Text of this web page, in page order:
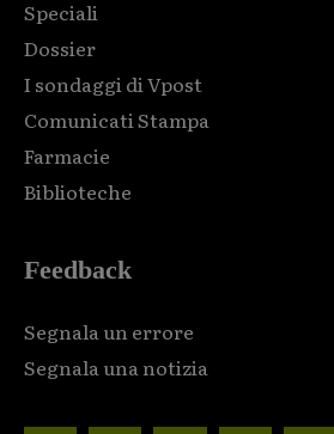
Speciali
Dossier
I sondaggi di Vpost
Comunicati Stampa
Farmacie
Biblioteche
Feedback
Segnala un errore
Segnala una notizia